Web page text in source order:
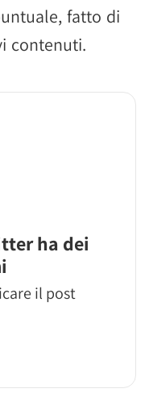
fatto di
contenuti.
ha dei
il post